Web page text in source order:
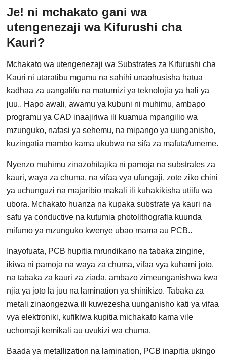
Je! ni mchakato gani wa
utengenezaji wa Kifurushi cha
Kauri?
Mchakato wa utengenezaji wa Substrates za Kifurushi cha
Kauri ni utaratibu mgumu na sahihi unaohusisha hatua
kadhaa za uangalifu na matumizi ya teknolojia ya hali ya
juu.. Hapo awali, awamu ya kubuni ni muhimu, ambapo
programu ya CAD inaajiriwa ili kuamua mpangilio wa
mzunguko, nafasi ya sehemu, na mipango ya uunganisho,
kuzingatia mambo kama ukubwa na sifa za mafuta/umeme.
Nyenzo muhimu zinazohitajika ni pamoja na substrates za
kauri, waya za chuma, na vifaa vya ufungaji, zote ziko chini
ya uchunguzi na majaribio makali ili kuhakikisha utiifu wa
ubora. Mchakato huanza na kupaka substrate ya kauri na
safu ya conductive na kutumia photolithografia kuunda
mifumo ya mzunguko kwenye ubao mama au PCB..
Inayofuata, PCB hupitia mrundikano na tabaka zingine,
ikiwa ni pamoja na waya za chuma, vifaa vya kuhami joto,
na tabaka za kauri za ziada, ambazo zimeunganishwa kwa
njia ya joto la juu na lamination ya shinikizo. Tabaka za
metali zinaongezwa ili kuwezesha uunganisho kati ya vifaa
vya elektroniki, kufikiwa kupitia michakato kama vile
uchomaji kemikali au uvukizi wa chuma.
Baada ya metallization na lamination, PCB inapitia ukingo